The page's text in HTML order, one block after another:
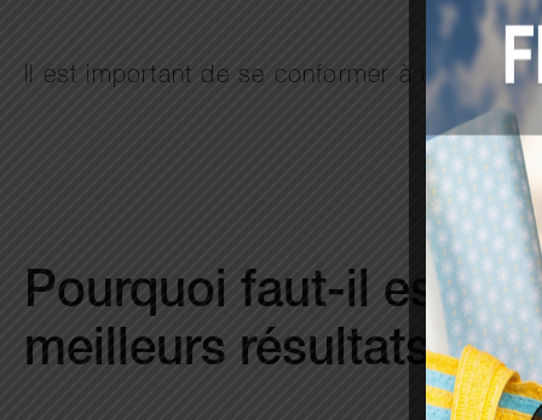
Il est important de se conformer à un délai
Pourquoi faut-il
meilleurs résultats ?